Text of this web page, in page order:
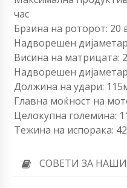
час
Брзина на роторот:
Надворешен
Висина на матрицата:
Надворешен
Должина на удари:
Главна моќност на
Целокупна големина:
Тежина на испорака:
СОВЕТИ ЗА